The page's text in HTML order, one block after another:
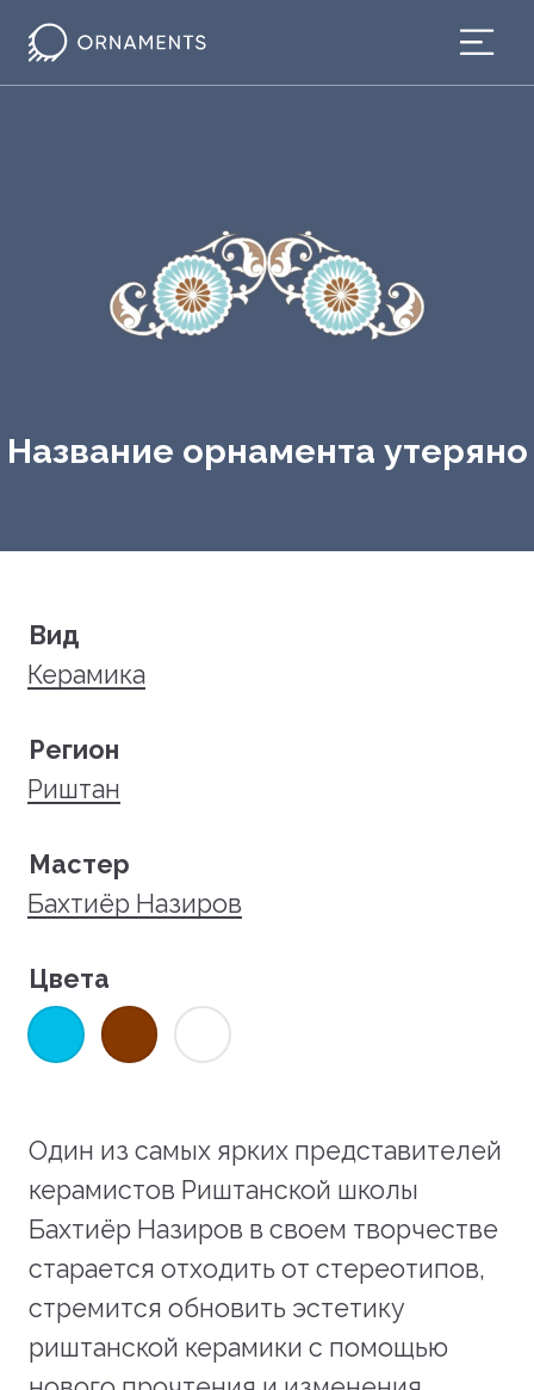
Название орнамента утеряно
Вид
Керамика
Регион
Риштан
Мастер
Бахтиёр Назиров
Цвета
Один из самых ярких представителей
керамистов Риштанской школы
Бахтиёр Назиров в своем творчестве
старается отходить от стереотипов,
стремится обновить эстетику
риштанской керамики с помощью